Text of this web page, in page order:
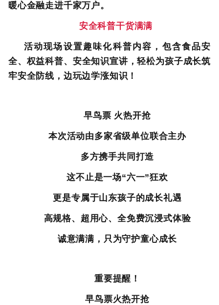
暖心金融走进千家万户。
安全科普干货满满
活动现场设置趣味化科普内容，包含食品安
全、权益科普、安全知识宣讲，轻松为孩子成长筑
牢安全防线，边玩边学涨知识！
早鸟票 火热开抢
本次活动由多家省级单位联合主办
多方携手共同打造
这不止是一场“六一”狂欢
更是专属于山东孩子的成长礼遇
高规格、超用心、全免费沉浸式体验
诚意满满，只为守护童心成长
重要提醒！
早鸟票火热开抢